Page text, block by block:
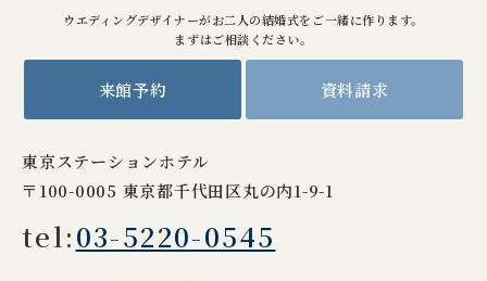
ウエディングデザイナーがお二人の結婚式をご一緒に作ります。
まずはご相談ください。
来館予約 資料請求
東京ステーションホテル
〒100-0005 東京都千代田区丸の内1-9-1
tel:03-5220-0545